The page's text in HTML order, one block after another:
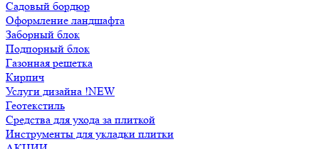
Садовый бордюр
Оформление ландшафта
Заборный блок
Подпорный блок
Газонная решетка
Кирпич
Услуги дизайна !NEW
Геотекстиль
Средства для ухода за плиткой
Инструменты для укладки плитки